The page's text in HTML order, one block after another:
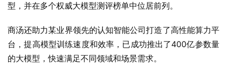
型，并在多个权威大模型测评榜单中位居前列。
商汤还助力某业界领先的认知智能公司打造了高性能算力平
台，提高模型训练速度和效率，已成功推出了400亿参数量
的大模型，快速满足不同领域和场景需求。